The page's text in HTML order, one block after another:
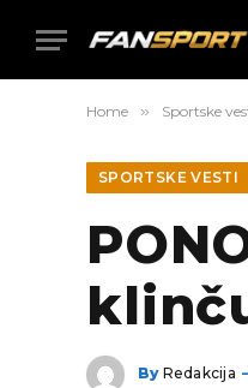
Home » Sportske
SPORTSKE VESTI
By Redakcija